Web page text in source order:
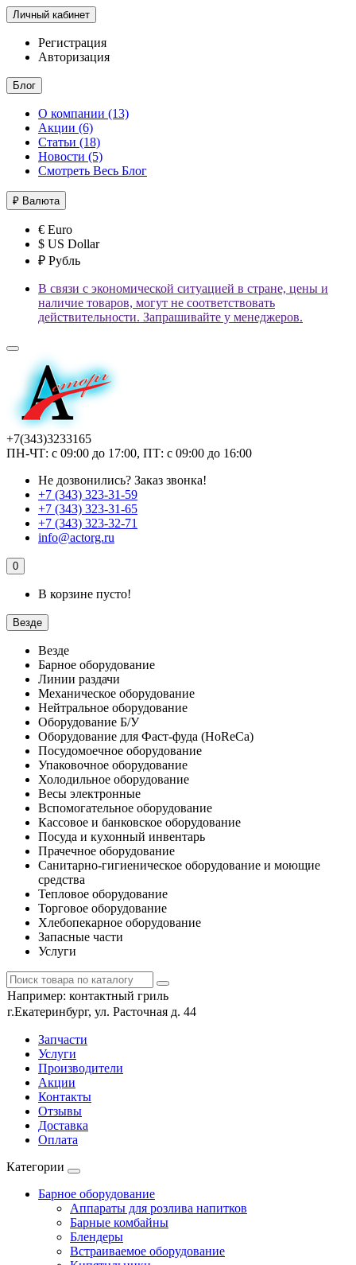
Личный кабинет
Регистрация
Авторизация
Блог
О компании (13)
Акции (6)
Статьи (18)
Новости (5)
Смотреть Весь Блог
₽ Валюта
€ Euro
$ US Dollar
₽ Рубль
В связи с экономической ситуацией в стране, цены и
наличие товаров, могут не соответствовать
действительности. Запрашивайте у менеджеров.
+7(343)3233165
ПН-ЧТ: с 09:00 до 17:00, ПТ: с 09:00 до 16:00
Не дозвонились? Заказ звонка!
+7 (343) 323-31-59
+7 (343) 323-31-65
+7 (343) 323-32-71
info@actorg.ru
0
В корзине пусто!
Везде
Везде
Барное оборудование
Линии раздачи
Механическое оборудование
Нейтральное оборудование
Оборудование Б/У
Оборудование для Фаст-фуда (HoReCa)
Посудомоечное оборудование
Упаковочное оборудование
Холодильное оборудование
Весы электронные
Вспомогательное оборудование
Кассовое и банковское оборудование
Посуда и кухонный инвентарь
Прачечное оборудование
Санитарно-гигиеническое оборудование и моющие
средства
Тепловое оборудование
Торговое оборудование
Хлебопекарное оборудование
Запасные части
Услуги
Например: контактный гриль
г.Екатеринбург, ул. Расточная д. 44
Запчасти
Услуги
Производители
Акции
Контакты
Отзывы
Доставка
Оплата
Категории
Барное оборудование
Аппараты для розлива напитков
Барные комбайны
Блендеры
Встраиваемое оборудование